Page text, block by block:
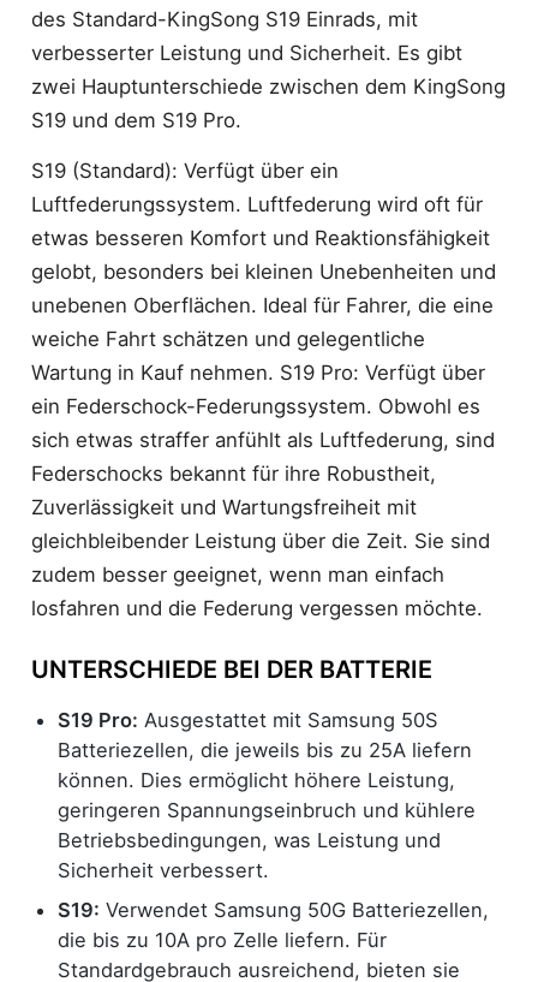
des Standard-KingSong S19 Einrads, mit
verbesserter Leistung und Sicherheit. Es gibt
zwei Hauptunterschiede zwischen dem KingSong
S19 und dem S19 Pro.
S19 (Standard): Verfügt über ein
Luftfederungssystem. Luftfederung wird oft für
etwas besseren Komfort und Reaktionsfähigkeit
gelobt, besonders bei kleinen Unebenheiten und
unebenen Oberflächen. Ideal für Fahrer, die eine
weiche Fahrt schätzen und gelegentliche
Wartung in Kauf nehmen. S19 Pro: Verfügt über
ein Federschock-Federungssystem. Obwohl es
sich etwas straffer anfühlt als Luftfederung, sind
Federschocks bekannt für ihre Robustheit,
Zuverlässigkeit und Wartungsfreiheit mit
gleichbleibender Leistung über die Zeit. Sie sind
zudem besser geeignet, wenn man einfach
losfahren und die Federung vergessen möchte.
UNTERSCHIEDE BEI DER BATTERIE
S19 Pro: Ausgestattet mit Samsung 50S
Batteriezellen, die jeweils bis zu 25A liefern
können. Dies ermöglicht höhere Leistung,
geringeren Spannungseinbruch und kühlere
Betriebsbedingungen, was Leistung und
Sicherheit verbessert.
S19: Verwendet Samsung 50G Batteriezellen,
die bis zu 10A pro Zelle liefern. Für
Standardgebrauch ausreichend, bieten sie